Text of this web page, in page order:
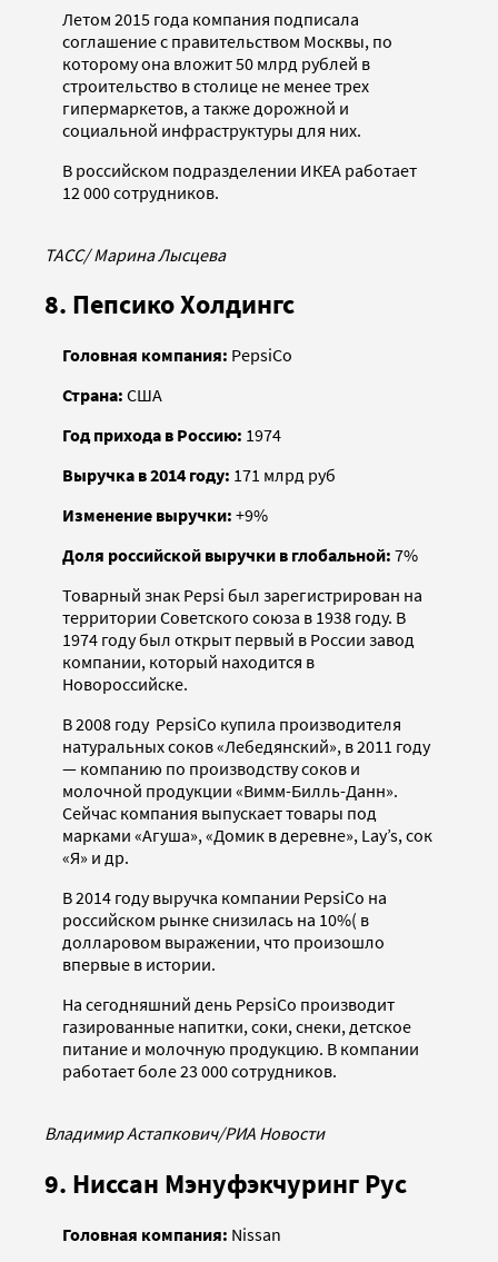
Летом 2015 года компания подписала
соглашение с правительством Москвы, по
которому она вложит 50 млрд рублей в
строительство в столице не менее трех
гипермаркетов, а также дорожной и
социальной инфраструктуры для них.
В российском подразделении ИКЕА работает
12 000 сотрудников.
ТАСС/ Марина Лысцева
8. Пепсико Холдингс
Головная компания: PepsiCo
Страна: США
Год прихода в Россию: 1974
Выручка в 2014 году: 171 млрд руб
Изменение выручки: +9%
Доля российской выручки в глобальной: 7%
Товарный знак Pepsi был зарегистрирован на
территории Советского союза в 1938 году. В
1974 году был открыт первый в России завод
компании, который находится в
Новороссийске.
В 2008 году PepsiCo купила производителя
натуральных соков «Лебедянский», в 2011 году
— компанию по производству соков и
молочной продукции «Вимм-Билль-Данн».​
Сейчас компания выпускает товары под
марками «Агуша», «Домик в деревне», Lay’s, сок
«Я» и др.
В 2014 году выручка компании PepsiСo на
российском рынке снизилась на 10%( в
долларовом выражении, что произошло
впервые в истории.
На сегодняшний день PepsiCo производит
газированные напитки, соки, снеки, детское
питание и молочную продукцию. В компании
работает боле 23 000 сотрудников.
Владимир Астапкович/РИА Новости
9. Ниссан Мэнуфэкчуринг Рус
Головная компания: Nissan